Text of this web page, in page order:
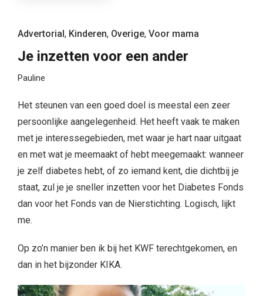
Advertorial, Kinderen, Overige, Voor mama
Je inzetten voor een ander
Pauline
Het steunen van een goed doel is meestal een zeer
persoonlijke aangelegenheid. Het heeft vaak te maken
met je interessegebieden, met waar je hart naar uitgaat
en met wat je meemaakt of hebt meegemaakt: wanneer
je zelf diabetes hebt, of zo iemand kent, die dichtbij je
staat, zul je je sneller inzetten voor het Diabetes Fonds
dan voor het Fonds van de Nierstichting. Logisch, lijkt
me.
Op zo’n manier ben ik bij het KWF terechtgekomen, en
dan in het bijzonder KIKA.